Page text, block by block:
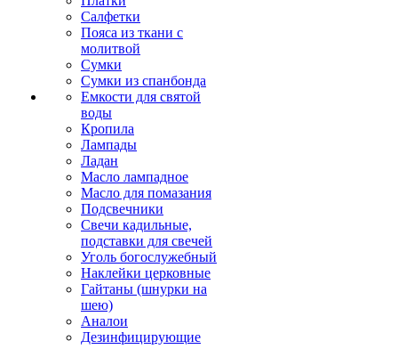
Салфетки
Пояса из ткани с
молитвой
Сумки
Сумки из спанбонда
Емкости для святой
воды
Кропила
Лампады
Ладан
Масло лампадное
Масло для помазания
Подсвечники
Свечи кадильные,
подставки для свечей
Уголь богослужебный
Наклейки церковные
Гайтаны (шнурки на
шею)
Аналои
Дезинфицирующие